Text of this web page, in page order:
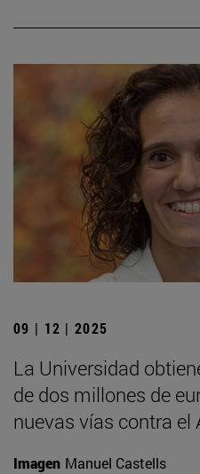
09 | 12 | 2025
La Universidad
de dos millones de
nuevas vías contra el
Imagen Manuel Castells